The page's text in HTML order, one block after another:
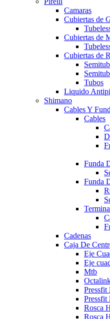
Camaras
Cubiertas de
Cubiertas de
Cubiertas de
Tubos
Liquido
Shimano
Cables Y
Cables
Funda
Funda
Cadenas
Caja De
Eje
Eje
Mtb
Pressfit
Rosca
Rosca